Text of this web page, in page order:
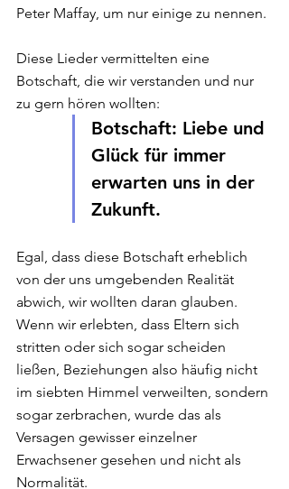
Peter Maffay, um nur einige zu nennen.
Diese Lieder vermittelten eine
Botschaft, die wir verstanden und nur
zu gern hören wollten:
Botschaft: Liebe und
Glück für immer
erwarten uns in der
Zukunft.
Egal, dass diese Botschaft erheblich
von der uns umgebenden Realität
abwich, wir wollten daran glauben.
Wenn wir erlebten, dass Eltern sich
stritten oder sich sogar scheiden
ließen, Beziehungen also häufig nicht
im siebten Himmel verweilten, sondern
sogar zerbrachen, wurde das als
Versagen gewisser einzelner
Erwachsener gesehen und nicht als
Normalität.